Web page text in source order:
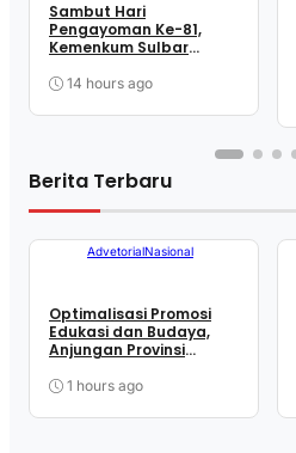
Sambut Hari
Pengayoman Ke-81,
Kemenkum Sulbar
Melalui Sosialisasi
14 hours ago
Berita Terbaru
AdvetorialNasional
Optimalisasi Promosi
Edukasi dan Budaya,
Anjungan Provinsi
Kolaborasi Strategis
1 hours ago